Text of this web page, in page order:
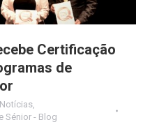
Certificação
de
Notícias,
Sénior - Blog